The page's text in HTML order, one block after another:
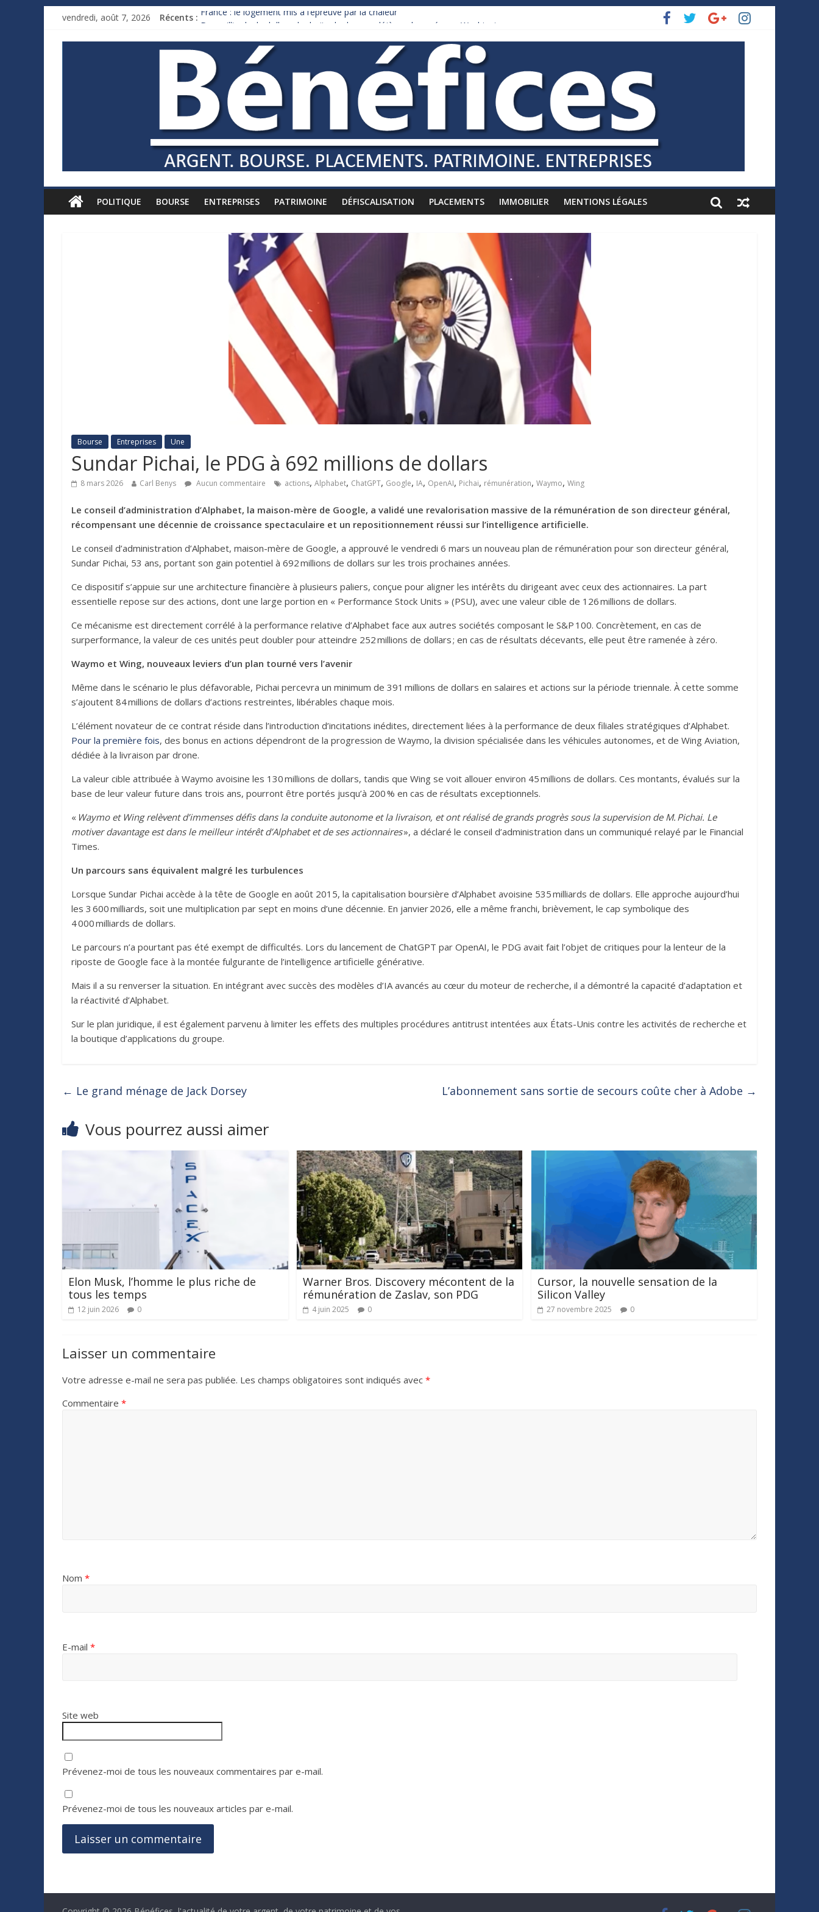
vendredi, août 7, 2026 Récents : France : le logement mis à l’épreuve par la chaleur
Royaume-Uni : Andy Burnham recule sur l’impôt
Xavier Niel, le milliardaire qui ne touche presque rien
Ruée des fortunes russes vers l’étranger
POLITIQUE BOURSE ENTREPRISES PATRIMOINE DÉFISCALISATION PLACEMENTS IMMOBILIER MENTIONS LÉGALES
Bourse Entreprises Une
Sundar Pichai, le PDG à 692 millions de dollars
8 mars 2026 Carl Benys Aucun commentaire actions, Alphabet, ChatGPT, Google, IA, OpenAI, Pichai, rémunération, Waymo, Wing
Le conseil d’administration d’Alphabet, la maison-mère de Google, a validé une revalorisation massive de la rémunération de son directeur général,
récompensant une décennie de croissance spectaculaire et un repositionnement réussi sur l’intelligence artificielle.
Le conseil d’administration d’Alphabet, maison-mère de Google, a approuvé le vendredi 6 mars un nouveau plan de rémunération pour son directeur général,
Sundar Pichai, 53 ans, portant son gain potentiel à 692 millions de dollars sur les trois prochaines années.
Ce dispositif s’appuie sur une architecture financière à plusieurs paliers, conçue pour aligner les intérêts du dirigeant avec ceux des actionnaires. La part
essentielle repose sur des actions, dont une large portion en « Performance Stock Units » (PSU), avec une valeur cible de 126 millions de dollars.
Ce mécanisme est directement corrélé à la performance relative d’Alphabet face aux autres sociétés composant le S&P 100. Concrètement, en cas de
surperformance, la valeur de ces unités peut doubler pour atteindre 252 millions de dollars ; en cas de résultats décevants, elle peut être ramenée à zéro.
Waymo et Wing, nouveaux leviers d’un plan tourné vers l’avenir
Même dans le scénario le plus défavorable, Pichai percevra un minimum de 391 millions de dollars en salaires et actions sur la période triennale. À cette somme
s’ajoutent 84 millions de dollars d’actions restreintes, libérables chaque mois.
L’élément novateur de ce contrat réside dans l’introduction d’incitations inédites, directement liées à la performance de deux filiales stratégiques d’Alphabet.
Pour la première fois, des bonus en actions dépendront de la progression de Waymo, la division spécialisée dans les véhicules autonomes, et de Wing Aviation,
dédiée à la livraison par drone.
La valeur cible attribuée à Waymo avoisine les 130 millions de dollars, tandis que Wing se voit allouer environ 45 millions de dollars. Ces montants, évalués sur la
base de leur valeur future dans trois ans, pourront être portés jusqu’à 200 % en cas de résultats exceptionnels.
« Waymo et Wing relèvent d’immenses défis dans la conduite autonome et la livraison, et ont réalisé de grands progrès sous la supervision de M. Pichai. Le
motiver davantage est dans le meilleur intérêt d’Alphabet et de ses actionnaires», a déclaré le conseil d’administration dans un communiqué relayé par le Financial
Times.
Un parcours sans équivalent malgré les turbulences
Lorsque Sundar Pichai accède à la tête de Google en août 2015, la capitalisation boursière d’Alphabet avoisine 535 milliards de dollars. Elle approche aujourd’hui
les 3 600 milliards, soit une multiplication par sept en moins d’une décennie. En janvier 2026, elle a même franchi, brièvement, le cap symbolique des
4 000 milliards de dollars.
Le parcours n’a pourtant pas été exempt de difficultés. Lors du lancement de ChatGPT par OpenAI, le PDG avait fait l’objet de critiques pour la lenteur de la
riposte de Google face à la montée fulgurante de l’intelligence artificielle générative.
Mais il a su renverser la situation. En intégrant avec succès des modèles d’IA avancés au cœur du moteur de recherche, il a démontré la capacité d’adaptation et
la réactivité d’Alphabet.
Sur le plan juridique, il est également parvenu à limiter les effets des multiples procédures antitrust intentées aux États-Unis contre les activités de recherche et
la boutique d’applications du groupe.
← Le grand ménage de Jack Dorsey L’abonnement sans sortie de secours coûte cher à Adobe →
Vous pourrez aussi aimer
Elon Musk, l’homme le plus riche de
tous les temps
12 juin 2026 0
Warner Bros. Discovery mécontent de la
rémunération de Zaslav, son PDG
4 juin 2025 0
Cursor, la nouvelle sensation de la
Silicon Valley
27 novembre 2025 0
Laisser un commentaire
Votre adresse e-mail ne sera pas publiée. Les champs obligatoires sont indiqués avec *
Commentaire *
Nom *
E-mail *
Site web
Prévenez-moi de tous les nouveaux commentaires par e-mail.
Prévenez-moi de tous les nouveaux articles par e-mail.